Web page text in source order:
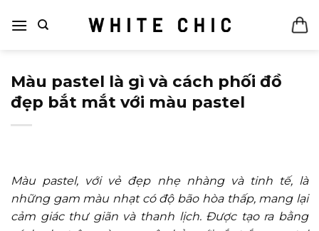
qua
Màu pastel là gì và cách phối đồ
đẹp bắt mắt với màu pastel
Màu pastel, với vẻ đẹp nhẹ nhàng và tinh tế, là
những gam màu nhạt có độ bão hòa thấp, mang lại
cảm giác thư giãn và thanh lịch. Được tạo ra bằng